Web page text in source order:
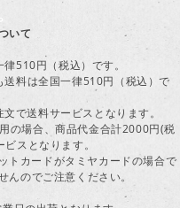
いて
510円（税込）です。
送料は全国一律510円（税込）で
で送料サービスとなります。
の場合、商品代金合計2000円(税
スとなります。
トカードがタミヤカードの場合で
んのでご注意ください。